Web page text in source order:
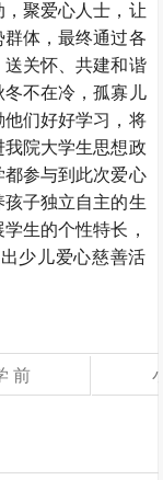
聚爱心人士，让
体，最终通过各
关怀、共建和谐
不在冷，孤寡儿
们好好学习，将
院大学生思想政
参与到此次爱心
子独立自主的生
学生的个性特长，
少儿爱心慈善活
前